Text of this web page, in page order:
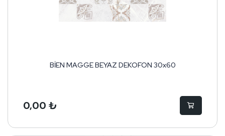
BİEN MAGGE BEYAZ DEKOFON 30x60
0,00 ₺